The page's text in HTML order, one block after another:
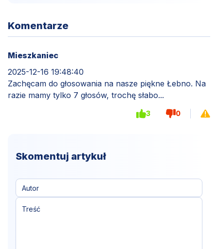
Komentarze
Mieszkaniec
2025-12-16 19:48:40
Zachęcam do głosowania na nasze piękne Łebno. Na
razie mamy tylko 7 głosów, trochę słabo...
3 0
Skomentuj artykuł